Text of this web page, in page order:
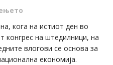
кога на истиот ден во
на штедилници, на
влогови се основа за
економија.